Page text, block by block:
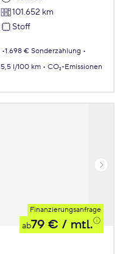
101.652 km
Stoff
1.698 € Sonderzahlung
5,5 l/100 km
CO₂-Emissionen
Finanzierungsanfrage
ab79 € / mtl.